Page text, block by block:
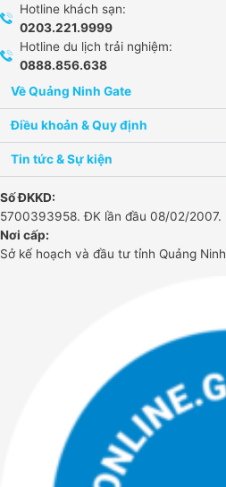
Hotline khách sạn:
0203.221.9999
Hotline du lịch trải nghiệm:
0888.856.638
Về Quảng Ninh Gate​
Điều khoản & Quy định
Tin tức & Sự kiện
Số ĐKKD:
5700393958. ĐK lần đầu 08/02/2007.
Nơi cấp:
Sở kế hoạch và đầu tư tỉnh Quảng Ninh